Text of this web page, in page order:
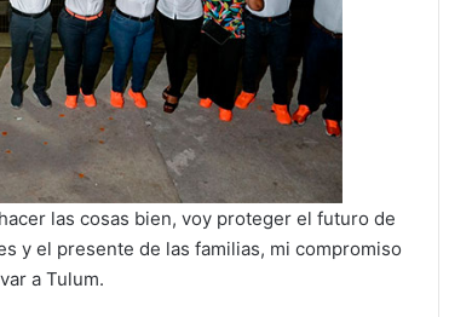
las cosas bien, voy proteger el futuro de
y el presente de las familias, mi compromiso
a Tulum.